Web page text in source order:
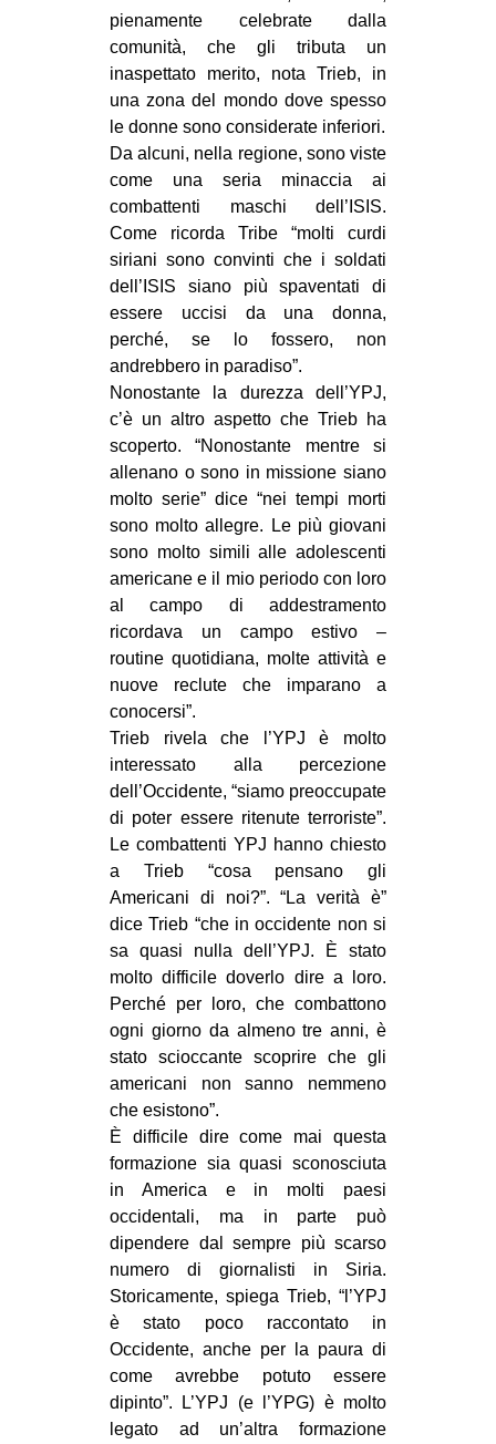
pienamente celebrate dalla
comunità, che gli tributa un
inaspettato merito, nota Trieb, in
una zona del mondo dove spesso
le donne sono considerate inferiori.
Da alcuni, nella regione, sono viste
come una seria minaccia ai
combattenti maschi dell’ISIS.
Come ricorda Tribe “molti curdi
siriani sono convinti che i soldati
dell’ISIS siano più spaventati di
essere uccisi da una donna,
perché, se lo fossero, non
andrebbero in paradiso”.
Nonostante la durezza dell’YPJ,
c’è un altro aspetto che Trieb ha
scoperto. “Nonostante mentre si
allenano o sono in missione siano
molto serie” dice “nei tempi morti
sono molto allegre. Le più giovani
sono molto simili alle adolescenti
americane e il mio periodo con loro
al campo di addestramento
ricordava un campo estivo –
routine quotidiana, molte attività e
nuove reclute che imparano a
conocersi”.
Trieb rivela che l’YPJ è molto
interessato alla percezione
dell’Occidente, “siamo preoccupate
di poter essere ritenute terroriste”.
Le combattenti YPJ hanno chiesto
a Trieb “cosa pensano gli
Americani di noi?”. “La verità è”
dice Trieb “che in occidente non si
sa quasi nulla dell’YPJ. È stato
molto difficile doverlo dire a loro.
Perché per loro, che combattono
ogni giorno da almeno tre anni, è
stato scioccante scoprire che gli
americani non sanno nemmeno
che esistono”.
È difficile dire come mai questa
formazione sia quasi sconosciuta
in America e in molti paesi
occidentali, ma in parte può
dipendere dal sempre più scarso
numero di giornalisti in Siria.
Storicamente, spiega Trieb, “l’YPJ
è stato poco raccontato in
Occidente, anche per la paura di
come avrebbe potuto essere
dipinto”. L’YPJ (e l’YPG) è molto
legato ad un’altra formazione